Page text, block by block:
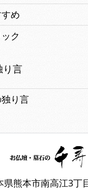
め
ク
り言
り言
県熊本市南高江3丁